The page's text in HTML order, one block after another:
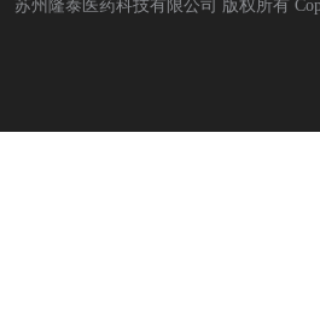
苏州隆泰医药科技有限公司 版权所有